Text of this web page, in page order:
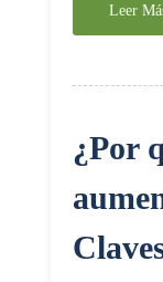
Leer
¿Por